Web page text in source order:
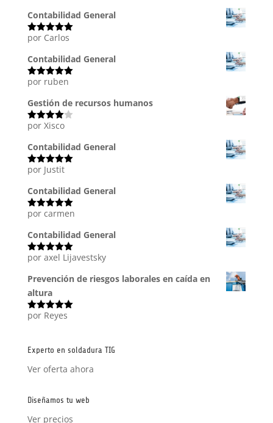
Contabilidad General
Valorado
por Carlos
Contabilidad General
Valorado
por ruben
Gestión de recursos humanos
Valorado
5
por Xisco
Contabilidad General
Valorado
por Justit
Contabilidad General
Valorado
por carmen
Contabilidad General
Valorado
por axel Lijavestsky
Prevención de riesgos laborales en caída en
altura
Valorado
por Reyes
Experto en soldadura TIG
Ver oferta ahora
Diseñamos tu web
Ver precios